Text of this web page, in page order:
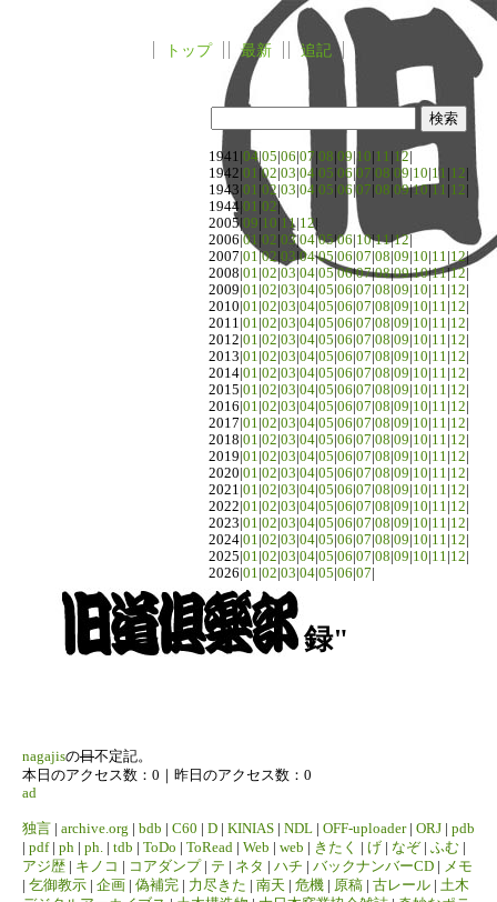
トップ 最新 追記
1941| 04 05 06 07 08 09 10 11 12
1942| 01 02 03 04 05 06 |07 08 09 10 11 12
1943| 01 02 03 04 05 06 |07 08 09|10 11 12
1944| 01 02 |
2005|09 10 11 12
2006| 01 02 03|04|05|06 10|11|12
2007| 01|02 03|04|05 06 07 08 09 10 11 12|
2008| 01 02 03 04 05|06|07|08|09|10|11|12
2009| 01 02 03 04 05 06 07 08 09 10 11 12
2010| 01 02 03 04 05 06 07 08 09 10 11 12
2011| 01 02 03 04 05 06 07 08 09 10 11 12
2012| 01 02 03 04 05 06 07 08 09 10 11 12
2013| 01 02 03 04 05 06 07 08 09 10 11 12
2014| 01 02 03 04 05 06 07 08 09 10 11 12
2015| 01 02 03 04 05 06 07 08 09 10 11 12
2016| 01 02 03 04 05 06 07 08 09 10 11 12
2017| 01 02 03 04 05 06 07 08 09 10 11 12
2018| 01 02 03 04 05 06 07 08 09 10 11 12
2019| 01 02 03 04 05 06 07 08 09 10 11 12
2020| 01 02 03 04 05 06 07 08 09 10 11 12
2021| 01 02 03 04 05 06 07 08 09 10 11 12
2022| 01 02 03 04 05 06 07 08 09 10 11 12
2023| 01 02 03 04 05 06 07 08 09 10 11 12
2024| 01 02 03 04 05 06 07 08 09 10 11 12
2025| 01 02 03 04 05 06 07 08 09 10 11 12
2026| 01 02 03 04 05 06 07
録"
nagajisの日不定記。
本日のアクセス数：0｜昨日のアクセス数：0
ad
独言 | archive.org | bdb | C60 | D | KINIAS | NDL | OFF-uploader| ORJ | pdb
| pdf| ph | ph. | tdb | ToDo | ToRead | Web | web | きたく | げ | なぞ| ふむ |
アジ歴 | キノコ | コアダンプ| テ | ネタ | ハチ | バックナンバーCD | メモ
| 乞御教示 | 企画 | 偽補完 | 力尽きた | 南天 | 危機 | 原稿 | 古レール | 土木